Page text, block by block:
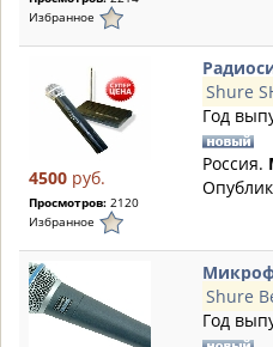
Избранное
4500 руб.
Просмотров: 2120
Избранное
Shure
Год
Россия.
Shure
Год